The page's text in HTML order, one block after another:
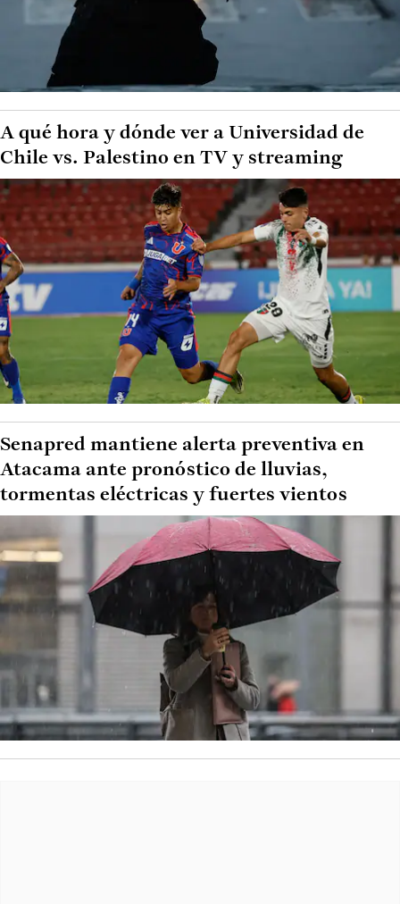
A qué hora y dónde ver a Universidad de
Chile vs. Palestino en TV y streaming
Senapred mantiene alerta preventiva en
Atacama ante pronóstico de lluvias,
tormentas eléctricas y fuertes vientos